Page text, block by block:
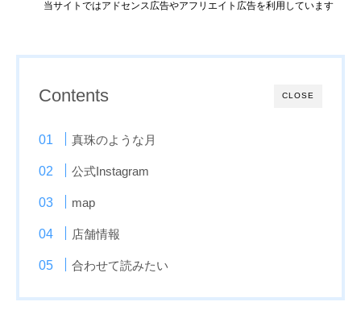
当サイトではアドセンス広告やアフリエイト広告を利用しています
CLOSE
Contents
真珠のような月
公式Instagram
map
店舗情報
合わせて読みたい